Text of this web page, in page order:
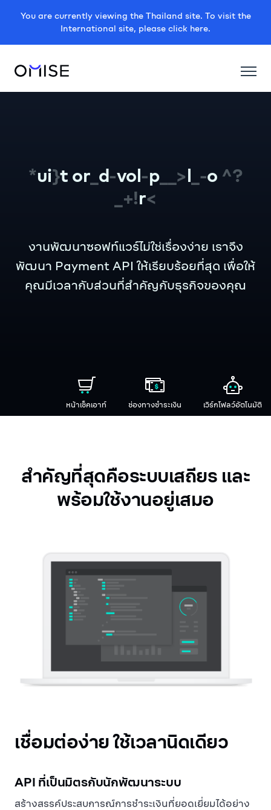
You are currently viewing the Thailand site. To visit the
International site, please click here.
^<m<t_ __adewolk_ b</l?
/^_{
งานพัฒนาซอฟท์แวร์ไม่ใช่เรื่องง่าย เราจึง
พัฒนา Payment API ให้เรียบร้อยที่สุด เพื่อให้
คุณมีเวลากับส่วนที่สำคัญกับธุรกิจของคุณ
หน้าเช็คเอาท์ ช่องทางชำระเงิน เวิร์กโฟลว์อัตโนมัติ
สำคัญที่สุดคือระบบเสถียร และ
พร้อมใช้งานอยู่เสมอ
เชื่อมต่อง่าย ใช้เวลานิดเดียว
API ที่เป็นมิตรกับนักพัฒนาระบบ
สร้างสรรค์ประสบการณ์การชำระเงินที่ยอดเยี่ยมได้อย่าง